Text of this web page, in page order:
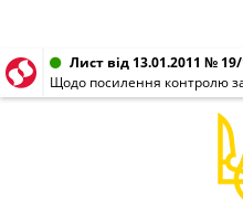
Лист від 13.01.2011 №